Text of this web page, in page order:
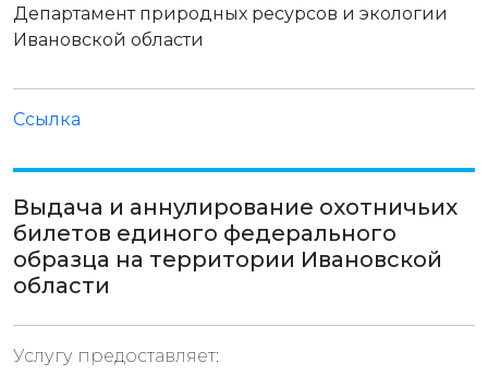
Департамент природных ресурсов и экологии
Ивановской области
Ссылка
Выдача и аннулирование охотничьих
билетов единого федерального
образца на территории Ивановской
области
Услугу предоставляет: